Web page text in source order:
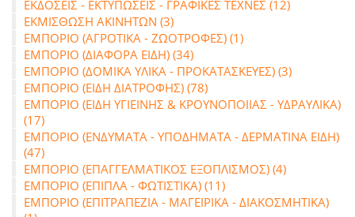
ΕΚΔΟΣΕΙΣ - ΕΚΤΥΠΩΣΕΙΣ - ΓΡΑΦΙΚΕΣ ΤΕΧΝΕΣ (12)
ΕΚΜΙΣΘΩΣΗ ΑΚΙΝΗΤΩΝ (3)
ΕΜΠΟΡΙΟ (ΑΓΡΟΤΙΚΑ - ΖΩΟΤΡΟΦΕΣ) (1)
ΕΜΠΟΡΙΟ (ΔΙΑΦΟΡΑ ΕΙΔΗ) (34)
ΕΜΠΟΡΙΟ (ΔΟΜΙΚΑ ΥΛΙΚΑ - ΠΡΟΚΑΤΑΣΚΕΥΕΣ) (3)
ΕΜΠΟΡΙΟ (ΕΙΔΗ ΔΙΑΤΡΟΦΗΣ) (78)
ΕΜΠΟΡΙΟ (ΕΙΔΗ ΥΓΙΕΙΝΗΣ & ΚΡΟΥΝΟΠΟΙΙΑΣ - ΥΔΡΑΥΛΙΚΑ)
(17)
ΕΜΠΟΡΙΟ (ΕΝΔΥΜΑΤΑ - ΥΠΟΔΗΜΑΤΑ - ΔΕΡΜΑΤΙΝΑ ΕΙΔΗ)
(47)
ΕΜΠΟΡΙΟ (ΕΠΑΓΓΕΛΜΑΤΙΚΟΣ ΕΞΟΠΛΙΣΜΟΣ) (4)
ΕΜΠΟΡΙΟ (ΕΠΙΠΛΑ - ΦΩΤΙΣΤΙΚΑ) (11)
ΕΜΠΟΡΙΟ (ΕΠΙΤΡΑΠΕΖΙΑ - ΜΑΓΕΙΡΙΚΑ - ΔΙΑΚΟΣΜΗΤΙΚΑ)